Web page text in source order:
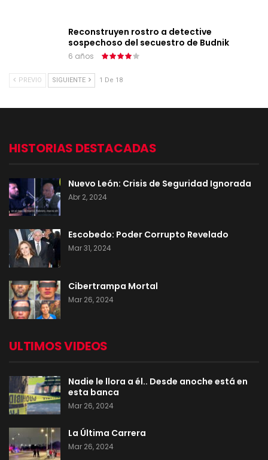
Reconstruyen rostro a detective
sospechoso del secuestro de Budnik
6 años
PREVIO SIGUIENTE 1 De 18
HISTORIAS DESTACADAS
Nuevo León: Crisis de Seguridad Ignorada
Abr 2, 2024
Escobedo: Poder Corrupto Revelado
Mar 31, 2024
Cibertrampa Mortal
Mar 26, 2024
ULTIMOS VIDEOS
Nadie le llora a él.. Desde anoche está en
esta banca
Mar 26, 2024
La Última Carrera
Mar 26, 2024